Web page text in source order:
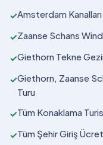
✓Amsterdam
✓Zaanse Schans
✓Giethorn Tekne
✓Giethorn, Zaanse
Turu
✓Tüm Konaklama
✓Tüm Şehir Giriş